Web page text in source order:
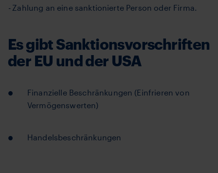
- Zahlung an eine sanktionierte Person oder Firma.
Es gibt Sanktionsvorschriften
der EU und der USA
Finanzielle Beschränkungen (Einfrieren von
Vermögenswerten)
Handelsbeschränkungen